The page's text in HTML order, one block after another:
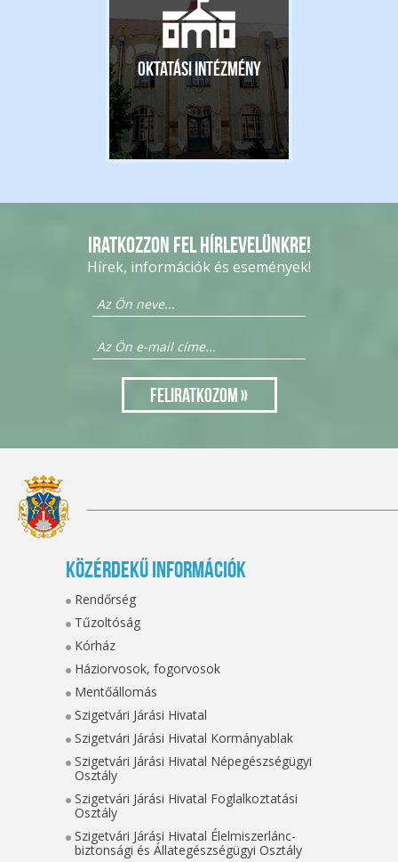
Oktatási intézmény
Iratkozzon fel hírlevelünkre!
Hírek, információk és események!
Közérdekű információk
Rendőrség
Tűzoltóság
Kórház
Háziorvosok, fogorvosok
Mentőállomás
Szigetvári Járási Hivatal
Szigetvári Járási Hivatal Kormányablak
Szigetvári Járási Hivatal Népegészségügyi
Osztály
Szigetvári Járási Hivatal Foglalkoztatási
Osztály
Szigetvári Járási Hivatal Élelmiszerlánc-
biztonsági és Állategészségügyi Osztály